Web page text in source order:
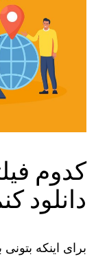
کدوم
دانلود
برای اینکه